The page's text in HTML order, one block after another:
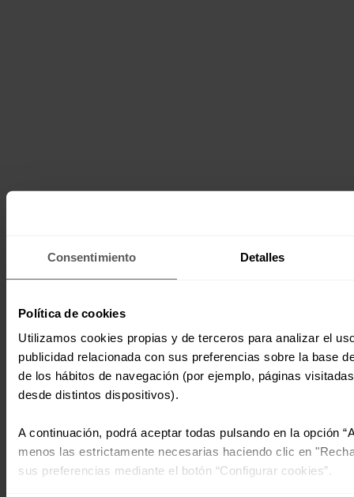
Consentimiento Detalles
Política de cookies
Utilizamos cookies propias y de terceros para analizar el
publicidad relacionada con sus preferencias sobre la base
de los hábitos de navegación (por ejemplo, páginas
desde distintos dispositivos).
A continuación, podrá aceptar todas pulsando en la opción
menos las estrictamente necesarias haciendo clic en
sus preferencias mediante el botón “Configurar cookies”.